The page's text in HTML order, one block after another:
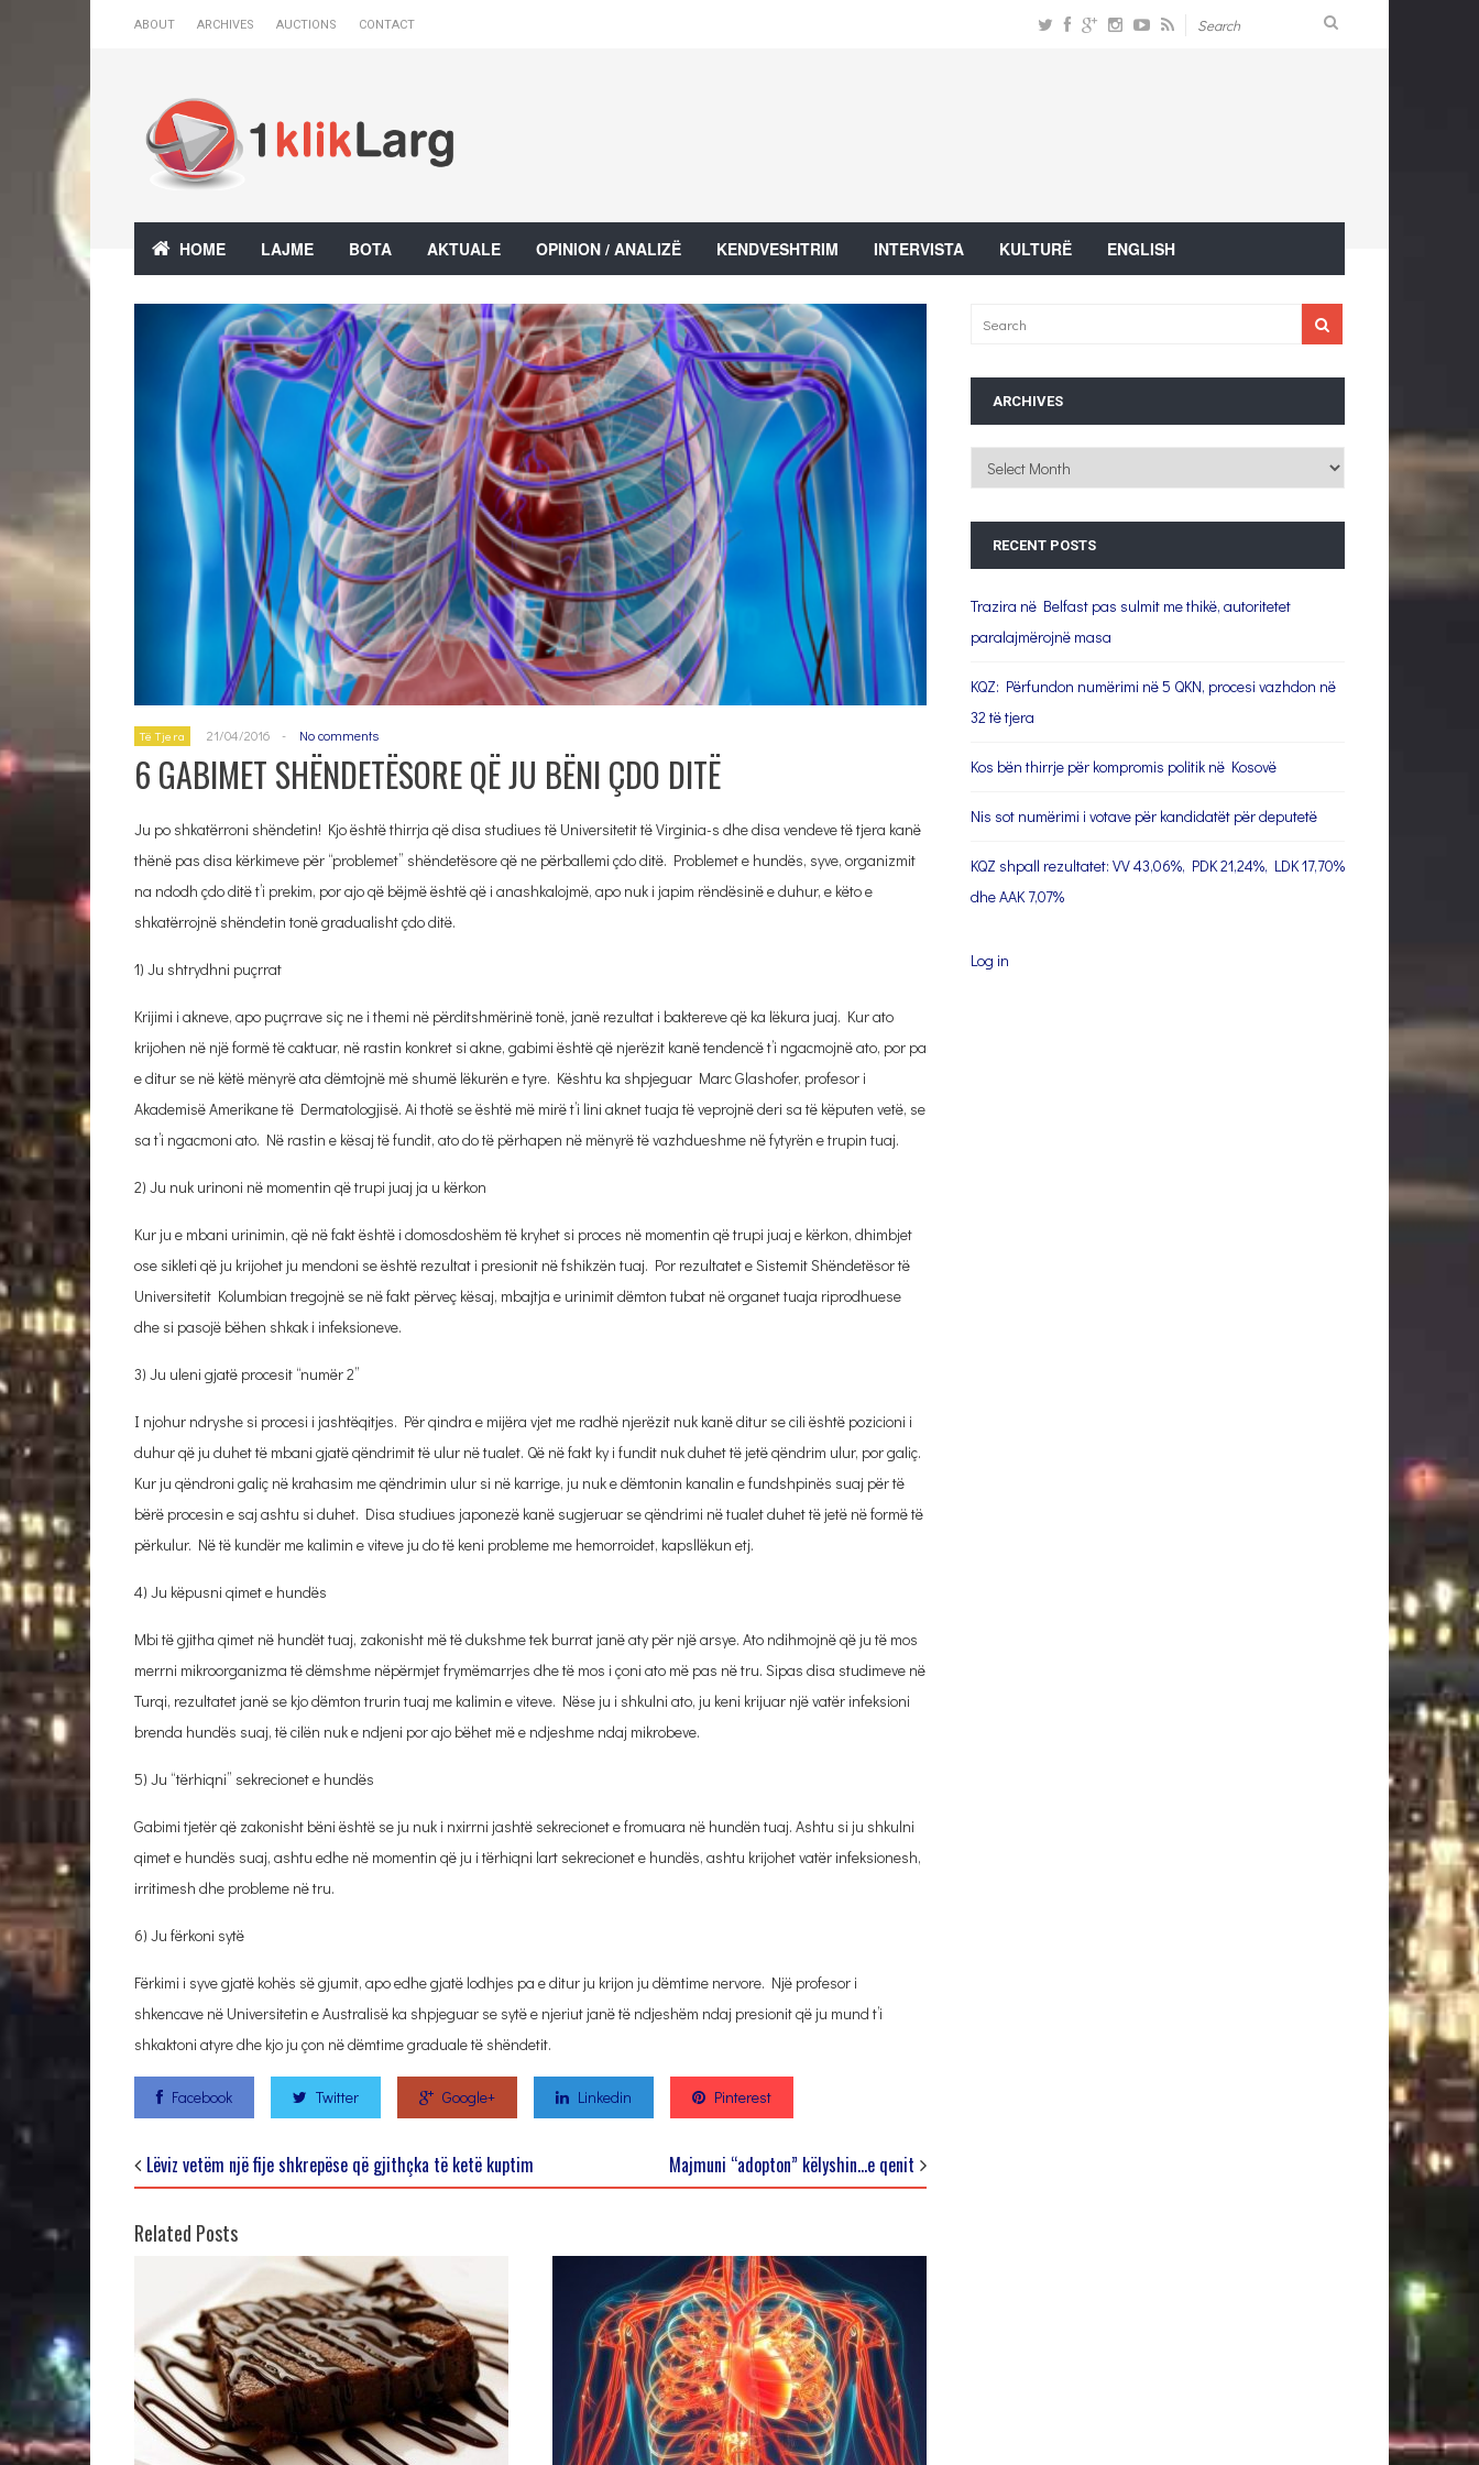
ABOUT ARCHIVES AUCTIONS CONTACT
HOME LAJME BOTA AKTUALE OPINION / ANALIZË KENDVESHTRIM INTERVISTA KULTURË ENGLISH
Të Tjera 21/04/2016 - No comments
6 GABIMET SHËNDETËSORE QË JU BËNI ÇDO DITË
Ju po shkatërroni shëndetin! Kjo është thirrja që disa studiues të Universitetit të Virginia-s dhe disa vendeve të tjera kanë
thënë pas disa kërkimeve për “problemet” shëndetësore që ne përballemi çdo ditë. Problemet e hundës, syve, organizmit
na ndodh çdo ditë t’i prekim, por ajo që bëjmë është që i anashkalojmë, apo nuk i japim rëndësinë e duhur, e këto e
shkatërrojnë shëndetin tonë gradualisht çdo ditë.
1) Ju shtrydhni puçrrat
Krijimi i akneve, apo puçrrave siç ne i themi në përditshmërinë tonë, janë rezultat i baktereve që ka lëkura juaj. Kur ato
krijohen në një formë të caktuar, në rastin konkret si akne, gabimi është që njerëzit kanë tendencë t’i ngacmojnë ato, por pa
e ditur se në këtë mënyrë ata dëmtojnë më shumë lëkurën e tyre. Kështu ka shpjeguar Marc Glashofer, profesor i
Akademisë Amerikane të Dermatologjisë. Ai thotë se është më mirë t’i lini aknet tuaja të veprojnë deri sa të këputen vetë, se
sa t’i ngacmoni ato. Në rastin e kësaj të fundit, ato do të përhapen në mënyrë të vazhdueshme në fytyrën e trupin tuaj.
2) Ju nuk urinoni në momentin që trupi juaj ja u kërkon
Kur ju e mbani urinimin, që në fakt është i domosdoshëm të kryhet si proces në momentin që trupi juaj e kërkon, dhimbjet
ose sikleti që ju krijohet ju mendoni se është rezultat i presionit në fshikzën tuaj. Por rezultatet e Sistemit Shëndetësor të
Universitetit Kolumbian tregojnë se në fakt përveç kësaj, mbajtja e urinimit dëmton tubat në organet tuaja riprodhuese
dhe si pasojë bëhen shkak i infeksioneve.
3) Ju uleni gjatë procesit “numër 2”
I njohur ndryshe si procesi i jashtëqitjes. Për qindra e mijëra vjet me radhë njerëzit nuk kanë ditur se cili është pozicioni i
duhur që ju duhet të mbani gjatë qëndrimit të ulur në tualet. Që në fakt ky i fundit nuk duhet të jetë qëndrim ulur, por galiç.
Kur ju qëndroni galiç në krahasim me qëndrimin ulur si në karrige, ju nuk e dëmtonin kanalin e fundshpinës suaj për të
bërë procesin e saj ashtu si duhet. Disa studiues japonezë kanë sugjeruar se qëndrimi në tualet duhet të jetë në formë të
përkulur. Në të kundër me kalimin e viteve ju do të keni probleme me hemorroidet, kapsllëkun etj.
4) Ju këpusni qimet e hundës
Mbi të gjitha qimet në hundët tuaj, zakonisht më të dukshme tek burrat janë aty për një arsye. Ato ndihmojnë që ju të mos
merrni mikroorganizma të dëmshme nëpërmjet frymëmarrjes dhe të mos i çoni ato më pas në tru. Sipas disa studimeve në
Turqi, rezultatet janë se kjo dëmton trurin tuaj me kalimin e viteve. Nëse ju i shkulni ato, ju keni krijuar një vatër infeksioni
brenda hundës suaj, të cilën nuk e ndjeni por ajo bëhet më e ndjeshme ndaj mikrobeve.
5) Ju “tërhiqni” sekrecionet e hundës
Gabimi tjetër që zakonisht bëni është se ju nuk i nxirrni jashtë sekrecionet e fromuara në hundën tuaj. Ashtu si ju shkulni
qimet e hundës suaj, ashtu edhe në momentin që ju i tërhiqni lart sekrecionet e hundës, ashtu krijohet vatër infeksionesh,
irritimesh dhe probleme në tru.
6) Ju fërkoni sytë
Fërkimi i syve gjatë kohës së gjumit, apo edhe gjatë lodhjes pa e ditur ju krijon ju dëmtime nervore. Një profesor i
shkencave në Universitetin e Australisë ka shpjeguar se sytë e njeriut janë të ndjeshëm ndaj presionit që ju mund t’i
shkaktoni atyre dhe kjo ju çon në dëmtime graduale të shëndetit.
Facebook Twitter Google+ Linkedin Pinterest
Lëviz vetëm një fije shkrepëse që gjithçka të ketë kuptim Majmuni “adopton” këlyshin…e qenit
Related Posts
ARCHIVES
Archives
RECENT POSTS
Trazira në Belfast pas sulmit me thikë, autoritetet
paralajmërojnë masa
KQZ: Përfundon numërimi në 5 QKN, procesi vazhdon në
32 të tjera
Kos bën thirrje për kompromis politik në Kosovë
Nis sot numërimi i votave për kandidatët për deputetë
KQZ shpall rezultatet: VV 43,06%, PDK 21,24%, LDK 17,70%
dhe AAK 7,07%
Log in